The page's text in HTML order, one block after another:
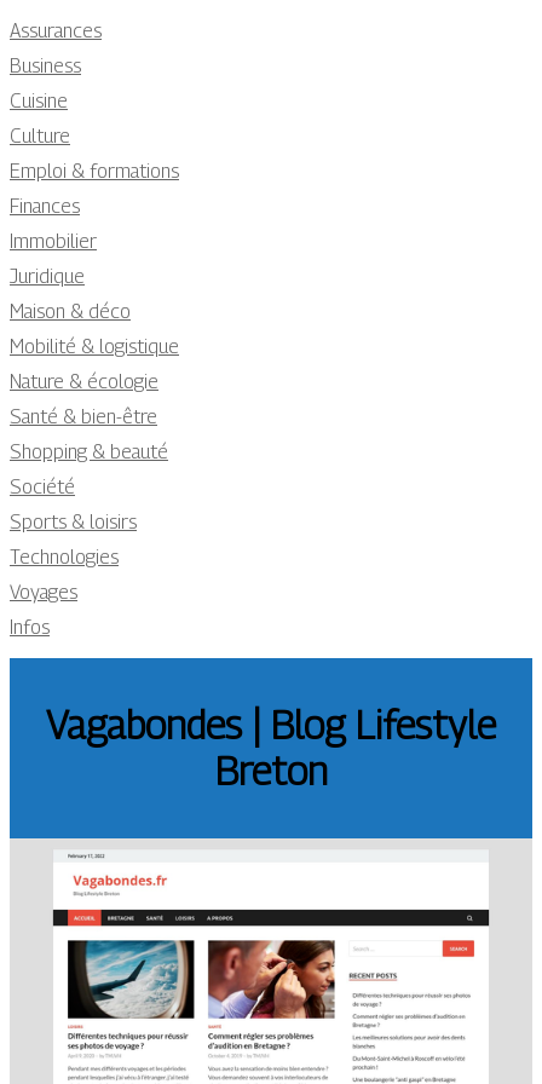
Assurances
Business
Cuisine
Culture
Emploi & formations
Finances
Immobilier
Juridique
Maison & déco
Mobilité & logistique
Nature & écologie
Santé & bien-être
Shopping & beauté
Société
Sports & loisirs
Technologies
Voyages
Infos
Vagabondes | Blog Lifestyle
Breton